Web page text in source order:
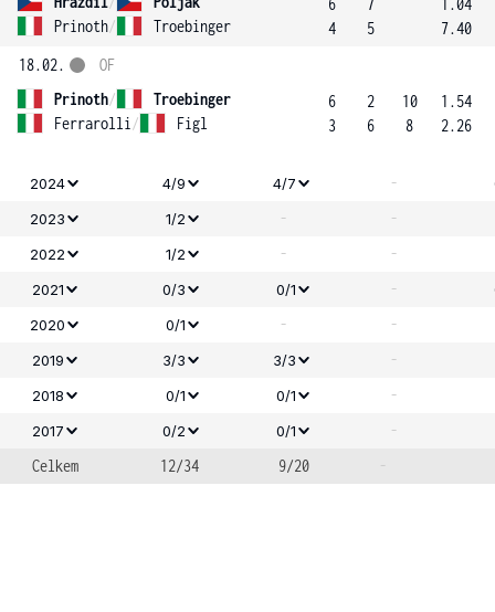
Prinoth/ Troebinger
6
4
7
5
1.04
7.40
18.02.
Prinoth/
Troebinger
Ferrarolli / Figl
OF
6
3
2
6
10
8
1.54
2.26
2024 4/9 4/7 -
2023
1/2 - -
2022 1/2 - -
2021 0/3 0/1 -
2020
0/1 - -
2019 3/3 3/3 -
2018 0/1 0/1 -
2017 0/2 0/1
-
Celkem
12/34 9/20 -